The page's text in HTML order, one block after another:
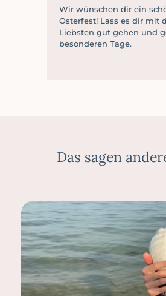
Wir wünschen dir ein
Osterfest! Lass es dir mit
Liebsten gut gehen und
besonderen Tage.
Das sagen